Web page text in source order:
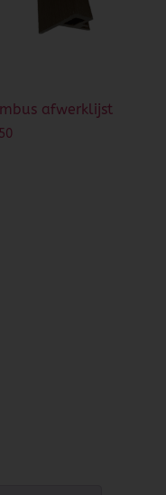
afwerklijst